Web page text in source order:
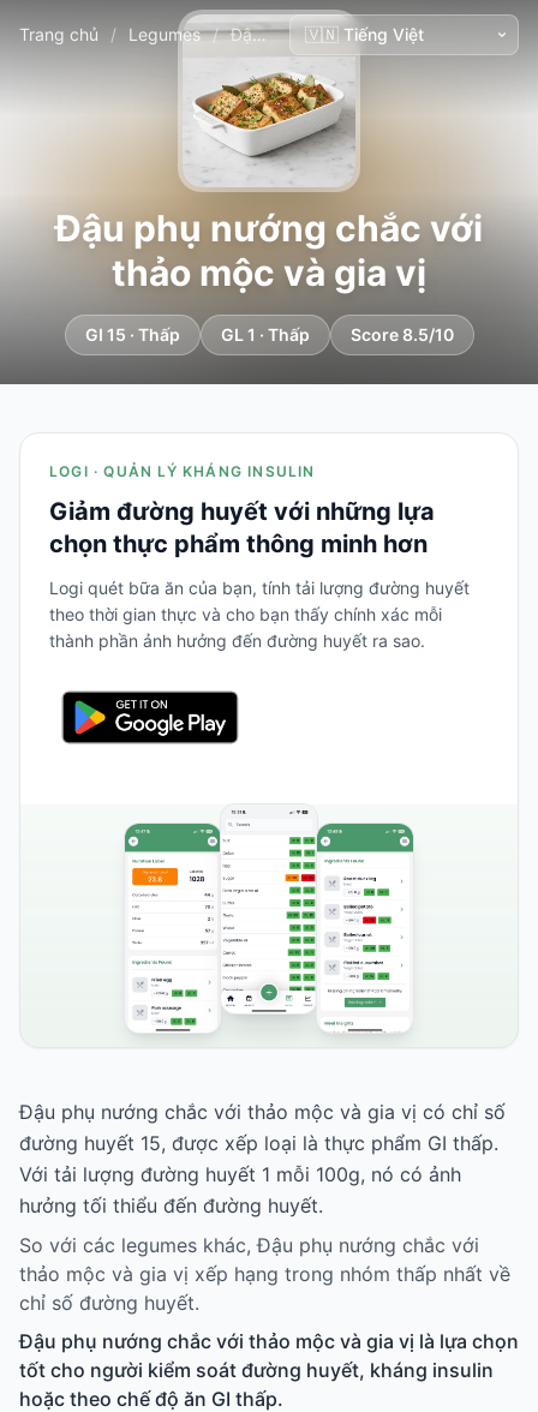
Trang chủ / Legumes / Đậu phụ nướng chắc với thảo mộc và gia vị
Đậu phụ nướng chắc với
thảo mộc và gia vị
GI 15 · Thấp GL 1 · Thấp Score 8.5/10
LOGI · QUẢN LÝ KHÁNG INSULIN
Giảm đường huyết với những lựa
chọn thực phẩm thông minh hơn
Logi quét bữa ăn của bạn, tính tải lượng đường huyết
theo thời gian thực và cho bạn thấy chính xác mỗi
thành phần ảnh hưởng đến đường huyết ra sao.
Đậu phụ nướng chắc với thảo mộc và gia vị có chỉ số
đường huyết 15, được xếp loại là thực phẩm GI thấp.
Với tải lượng đường huyết 1 mỗi 100g, nó có ảnh
hưởng tối thiểu đến đường huyết.
So với các legumes khác, Đậu phụ nướng chắc với
thảo mộc và gia vị xếp hạng trong nhóm thấp nhất về
chỉ số đường huyết.
Đậu phụ nướng chắc với thảo mộc và gia vị là lựa chọn
tốt cho người kiểm soát đường huyết, kháng insulin
hoặc theo chế độ ăn GI thấp.